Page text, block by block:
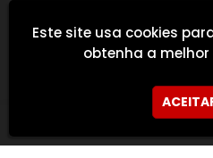
Este site usa cookies
obtenha a melhor